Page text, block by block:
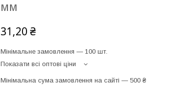
мм
31,20 ₴
Мінімальне замовлення — 100 шт.
Показати всі оптові ціни
Мінімальна сума замовлення на сайті — 500 ₴